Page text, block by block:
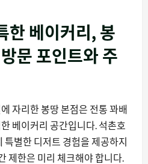
한 베이커리, 봉
문 포인트와 주
자리한 봉땅 본점은 전통 꽈배
베이커리 공간입니다. 석촌호
특별한 디저트 경험을 제공하지
제한은 미리 체크해야 합니다.